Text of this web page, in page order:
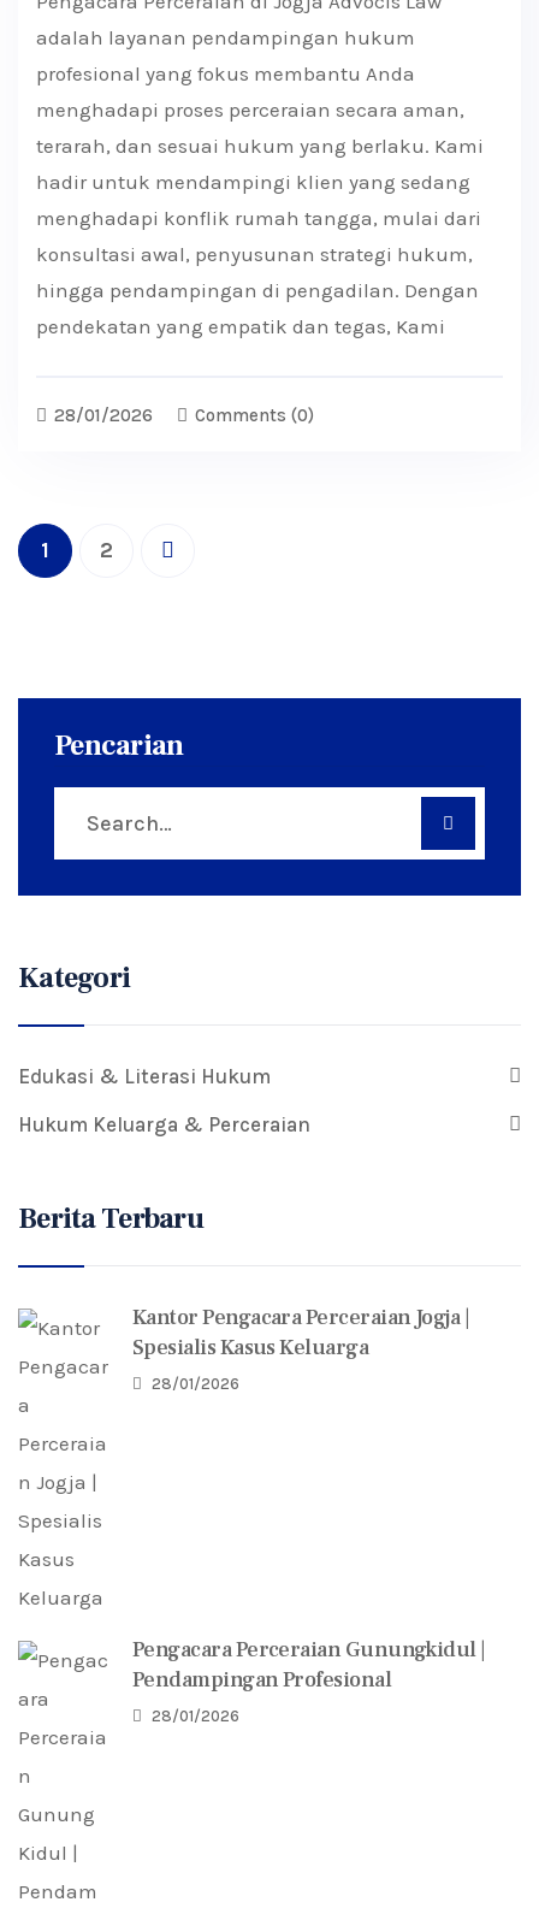
adalah layanan pendampingan hukum
profesional yang fokus membantu Anda
menghadapi proses perceraian secara aman,
terarah, dan sesuai hukum yang berlaku. Kami
hadir untuk mendampingi klien yang sedang
menghadapi konflik rumah tangga, mulai dari
konsultasi awal, penyusunan strategi hukum,
hingga pendampingan di pengadilan. Dengan
pendekatan yang empatik dan tegas, Kami
28/01/2026 Comments (0)
1 2
Pencarian
Kategori
Edukasi & Literasi Hukum
Hukum Keluarga & Perceraian
Berita Terbaru
Kantor Pengacara Perceraian Jogja |
Spesialis Kasus Keluarga
28/01/2026
Pengacara Perceraian Gunungkidul |
Pendampingan Profesional
28/01/2026